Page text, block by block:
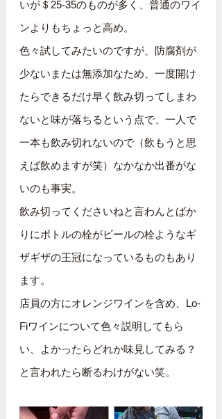
いが＄25-35のものが多く、普通のワイ
ンよりもちょっと高め。
色々試してみたいのですが、防腐剤が
少ないまたは無添加なため、一度開け
たらできるだけ早く飲み切ってしまわ
ないと味が落ちるという点で、一人で
一本も飲み切れないので（飲もうと思
えば飲めますが笑）なかなか出番がな
いのも事実。
飲み切ってくださいねと言わんとばか
りにボトルの栓がビールの栓ようなギ
ザギザの王冠になっているものもあり
ます。
店員の方にオレンジワインを含め、Lo-
Fiワインについて色々説明してもら
い、よかったらどれか味見してみる？
と言われたら断るわけがない笑。